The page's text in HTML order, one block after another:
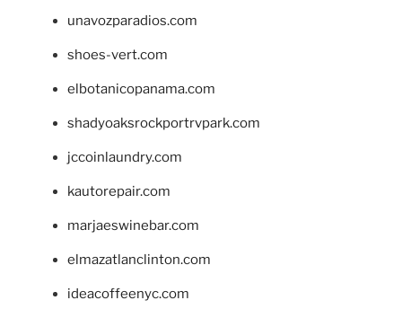
unavozparadios.com
shoes-vert.com
elbotanicopanama.com
shadyoaksrockportrvpark.com
jccoinlaundry.com
kautorepair.com
marjaeswinebar.com
elmazatlanclinton.com
ideacoffeenyc.com